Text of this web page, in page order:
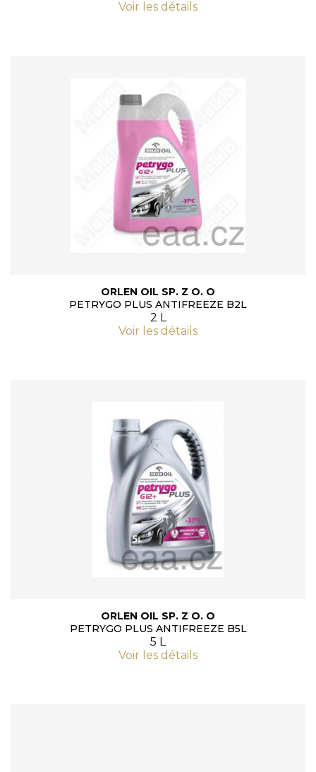
Voir les détails
ORLEN OIL SP. Z O. O
PETRYGO PLUS ANTIFREEZE B2L
2 L
Voir les détails
ORLEN OIL SP. Z O. O
PETRYGO PLUS ANTIFREEZE B5L
5 L
Voir les détails